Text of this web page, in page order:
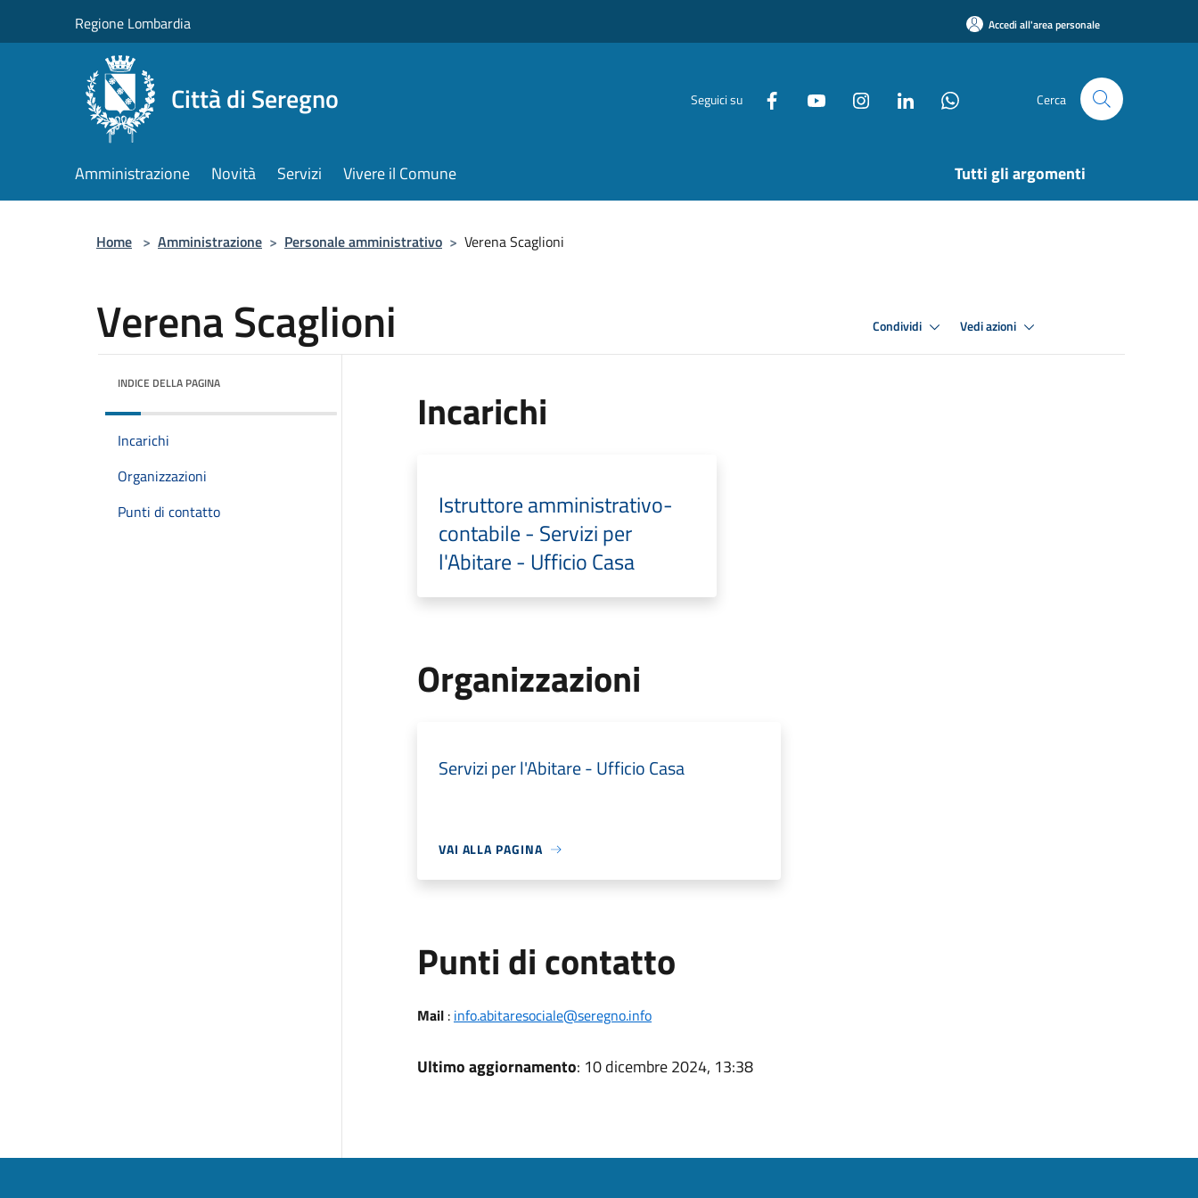
Regione Lombardia Accedi all'area personale
Città di Seregno Seguici su Cerca
Amministrazione Novità Servizi Vivere il Comune Tutti gli argomenti
Home > Amministrazione > Personale amministrativo > Verena Scaglioni
Verena Scaglioni Condividi Vedi azioni
INDICE DELLA PAGINA
Incarichi
Organizzazioni
Punti di contatto
Incarichi
Istruttore amministrativo-
contabile - Servizi per
l'Abitare - Ufficio Casa
Organizzazioni
Servizi per l'Abitare - Ufficio Casa
VAI ALLA PAGINA
Punti di contatto
Mail: info.abitaresociale@seregno.info
Ultimo aggiornamento: 10 dicembre 2024, 13:38